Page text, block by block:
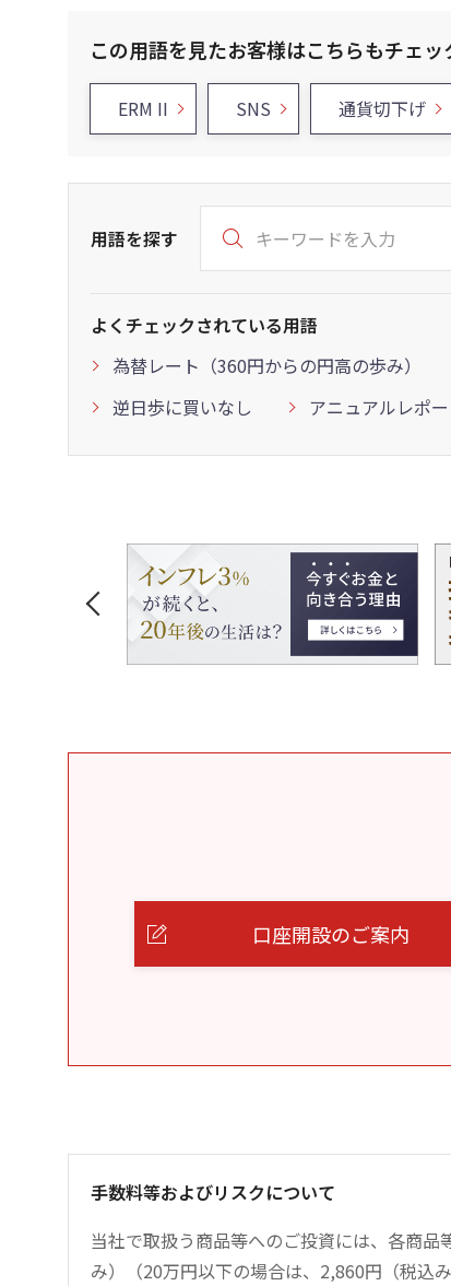
この用語を見たお客様はこちらもチェッ
ERM II SNS 通貨切下げ
用語を探す
よくチェックされている用語
為替レート（360円からの円高の歩み）
逆日歩に買いなし
アニュアルレポ
口座開設のご案内
手数料等およびリスクについて
当社で取扱う商品等へのご投資には、各商
み）（20万円以下の場合は、2,860円（税込